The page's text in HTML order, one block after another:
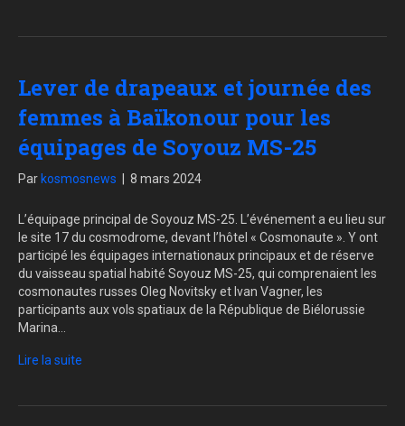
Lever de drapeaux et journée des
femmes à Baïkonour pour les
équipages de Soyouz MS-25
Par kosmosnews 8 mars 2024
L’équipage principal de Soyouz MS-25. L’événement a eu lieu sur
le site 17 du cosmodrome, devant l’hôtel « Cosmonaute ». Y ont
participé les équipages internationaux principaux et de réserve
du vaisseau spatial habité Soyouz MS-25, qui comprenaient les
cosmonautes russes Oleg Novitsky et Ivan Vagner, les
participants aux vols spatiaux de la République de Biélorussie
Marina…
Lire la suite